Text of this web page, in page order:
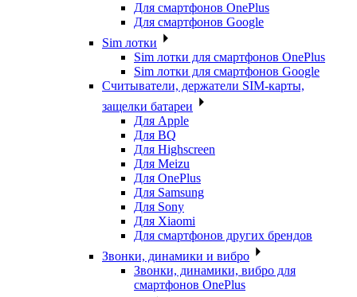
Для смартфонов OnePlus
Для смартфонов Google
Sim лотки
Sim лотки для смартфонов OnePlus
Sim лотки для смартфонов Google
Считыватели, держатели SIM-карты,
защелки батареи
Для Apple
Для BQ
Для Highscreen
Для Meizu
Для OnePlus
Для Samsung
Для Sony
Для Xiaomi
Для смартфонов других брендов
Звонки, динамики и вибро
Звонки, динамики, вибро для
смартфонов OnePlus